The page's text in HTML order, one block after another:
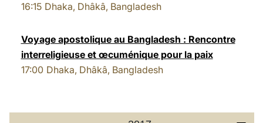
16:15 Dhaka, Dhâkâ, Bangladesh
Voyage apostolique au Bangladesh : Rencontre
interreligieuse et œcuménique pour la paix
17:00 Dhaka, Dhâkâ, Bangladesh